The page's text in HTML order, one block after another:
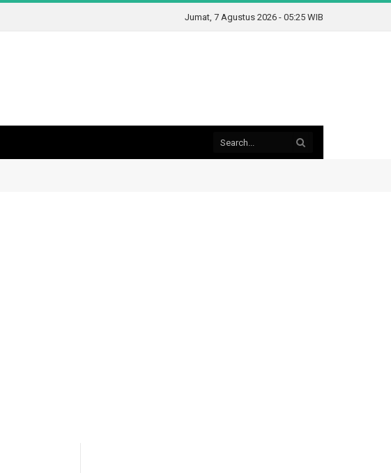
Jumat, 7 Agustus 2026 - 05:25 WIB